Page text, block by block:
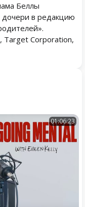
Беллы
дочери в редакцию
Target Corporation,
01:06:23